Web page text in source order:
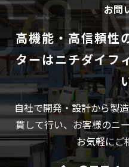
お問
高機能・高信頼性
ターはニチダイフ
自社で開発・設計から製
貫して行い、お客様のニ
お気軽にご